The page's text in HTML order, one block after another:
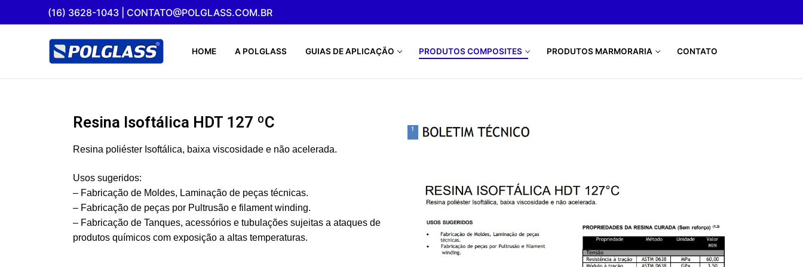
(16) 3628-1043 | CONTATO@POLGLASS.COM.BR
HOME A POLGLASS GUIAS DE APLICAÇÃO PRODUTOS COMPOSITES PRODUTOS MARMORARIA CONTATO
Resina Isoftálica HDT 127 ºC
Resina poliéster Isoftálica, baixa viscosidade e não acelerada.
Usos sugeridos:
– Fabricação de Moldes, Laminação de peças técnicas.
– Fabricação de peças por Pultrusão e filament winding.
– Fabricação de Tanques, acessórios e tubulações sujeitas a ataques de
produtos químicos com exposição a altas temperaturas.